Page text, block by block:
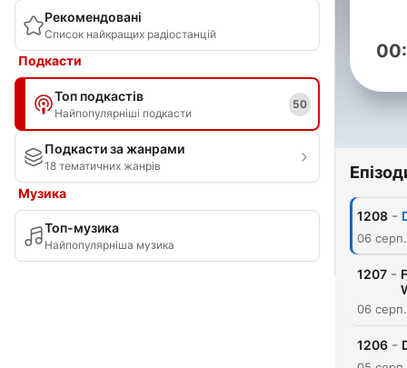
Рекомендовані
Список найкращих радіостанцій
Подкасти
Топ подкастів
Найпопулярніші подкасти
50
Подкасти за жанрами
18 тематичних жанрів
Музика
Топ-музика
Найпопулярніша музика
1208 -
06
1207 -
06
1206 -